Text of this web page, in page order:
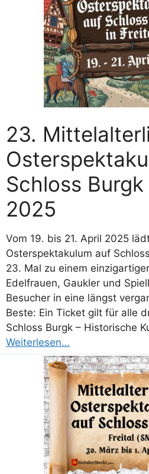
23.
Schloss
2025
Vom 19. bis 21. April 2025
Osterspektakulum auf
23. Mal zu einem
Edelfrauen, Gaukler und
Besucher in eine längst
Beste: Ein Ticket gilt für alle
Schloss Burgk – Historische
Weiterlesen…